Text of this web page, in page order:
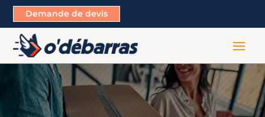
Demande de devis